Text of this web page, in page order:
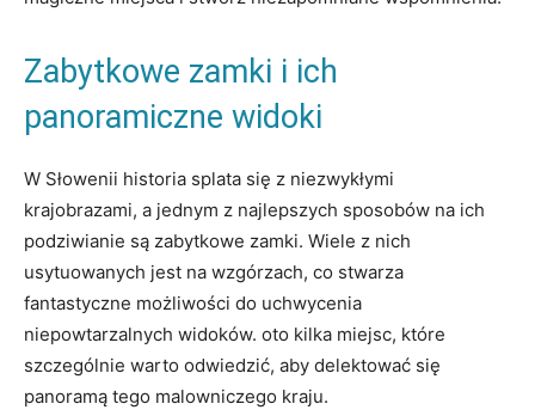
Zabytkowe ​zamki⁣ i ich
panoramiczne widoki
W Słowenii historia splata się z niezwykłymi
krajobrazami, a jednym z ​najlepszych sposobów na ich
podziwianie są zabytkowe zamki. Wiele z nich
usytuowanych jest na wzgórzach, co‍ stwarza
‍fantastyczne możliwości do uchwycenia
niepowtarzalnych ⁤widoków. oto kilka miejsc, które‌
szczególnie warto odwiedzić, aby delektować się
‌panoramą tego malowniczego kraju.